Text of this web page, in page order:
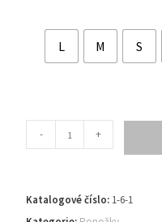
L M S
- +
Katalogové číslo: 1-6-1